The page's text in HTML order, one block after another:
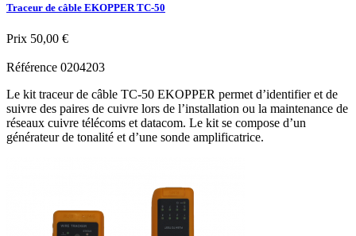
Traceur de câble EKOPPER TC-50
Prix 50,00 €
Référence 0204203
Le kit traceur de câble TC-50 EKOPPER permet d’identifier et de
suivre des paires de cuivre lors de l’installation ou la maintenance de
réseaux cuivre télécoms et datacom. Le kit se compose d’un
générateur de tonalité et d’une sonde amplificatrice.